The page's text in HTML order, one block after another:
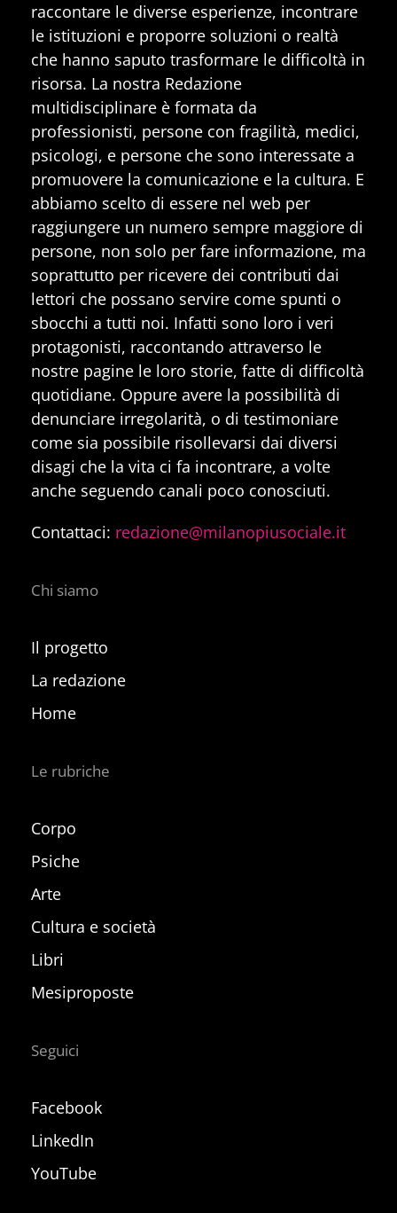
raccontare le diverse esperienze, incontrare
le istituzioni e proporre soluzioni o realtà
che hanno saputo trasformare le difficoltà in
risorsa. La nostra Redazione
multidisciplinare è formata da
professionisti, persone con fragilità, medici,
psicologi, e persone che sono interessate a
promuovere la comunicazione e la cultura. E
abbiamo scelto di essere nel web per
raggiungere un numero sempre maggiore di
persone, non solo per fare informazione, ma
soprattutto per ricevere dei contributi dai
lettori che possano servire come spunti o
sbocchi a tutti noi. Infatti sono loro i veri
protagonisti, raccontando attraverso le
nostre pagine le loro storie, fatte di difficoltà
quotidiane. Oppure avere la possibilità di
denunciare irregolarità, o di testimoniare
come sia possibile risollevarsi dai diversi
disagi che la vita ci fa incontrare, a volte
anche seguendo canali poco conosciuti.
Contattaci: redazione@milanopiusociale.it
Chi siamo
Il progetto
La redazione
Home
Le rubriche
Corpo
Psiche
Arte
Cultura e società
Libri
Mesiproposte
Seguici
Facebook
LinkedIn
YouTube